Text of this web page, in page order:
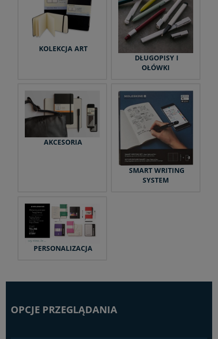
KOLEKCJA ART
DŁUGOPISY I
OŁÓWKI
AKCESORIA
SMART WRITING
SYSTEM
PERSONALIZACJA
OPCJE PRZEGLĄDANIA